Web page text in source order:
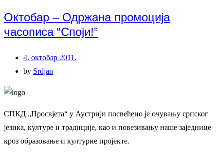
Октобар – Одржана промоција
часописа “Споји!”
4. октобар 2011.
by Srdjan
СПКД „Просвјета“ у Аустрији посвећено је очувању српског
језика, културе и традиције, као и повезивању наше заједнице
кроз образовање и културне пројекте.